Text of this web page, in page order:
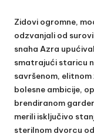
Zidovi ogromne,
odzvanjali od
snaha Azra
smatrajući staricu
savršenom,
bolesne ambicije,
brendiranom
merili isključivo
sterilnom dvorcu